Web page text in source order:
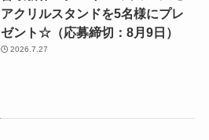
アクリルスタンドを5名様にプレ
ゼント☆（応募締切：8月9日）
2026.7.27